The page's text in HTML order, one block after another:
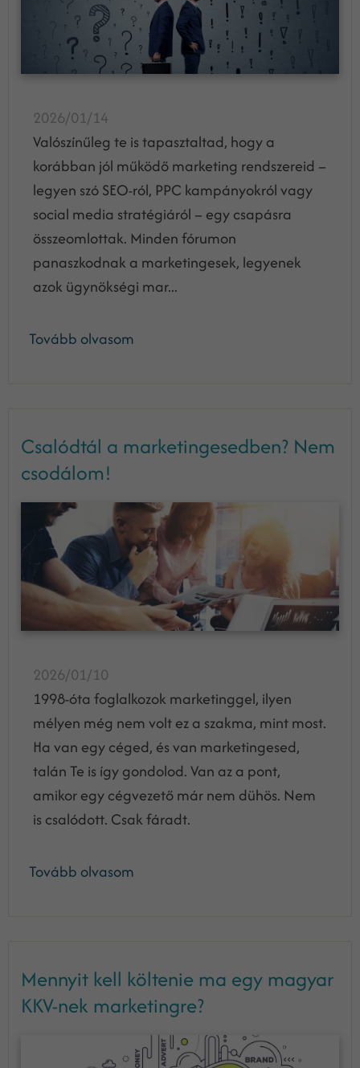
2026/01/14
Valószínűleg te is tapasztaltad, hogy a
korábban jól működő marketing rendszereid –
legyen szó SEO-ról, PPC kampányokról vagy
social media stratégiáról – egy csapásra
összeomlottak. Minden fórumon
panaszkodnak a marketingesek, legyenek
azok ügynökségi mar...
Tovább olvasom
Csalódtál a marketingesedben? Nem
csodálom!
2026/01/10
1998-óta foglalkozok marketinggel, ilyen
mélyen még nem volt ez a szakma, mint most.
Ha van egy céged, és van marketingesed,
talán Te is így gondolod. Van az a pont,
amikor egy cégvezető már nem dühös. Nem
is csalódott. Csak fáradt.
Tovább olvasom
Mennyit kell költenie ma egy magyar
KKV-nek marketingre?